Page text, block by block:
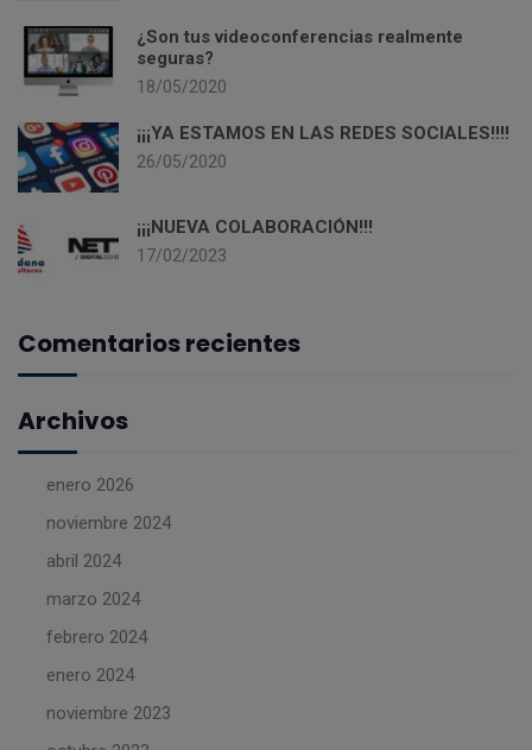
¿Son tus videoconferencias realmente
seguras?
18/05/2020
¡¡¡YA ESTAMOS EN LAS REDES SOCIALES!!!!
26/05/2020
¡¡¡NUEVA COLABORACIÓN!!!
17/02/2023
Comentarios recientes
Archivos
enero 2026
noviembre 2024
abril 2024
marzo 2024
febrero 2024
enero 2024
noviembre 2023